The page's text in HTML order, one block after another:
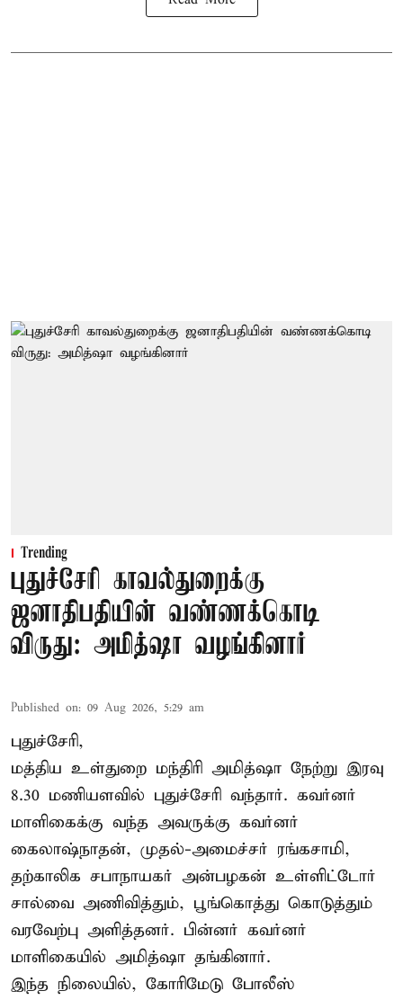
Trending
புதுச்சேரி காவல்துறைக்கு
ஜனாதிபதியின் வண்ணக்கொடி
விருது: அமித்ஷா வழங்கினார்
Published on: 09 Aug 2026, 5:29 am
புதுச்சேரி,
மத்திய உள்துறை மந்திரி அமித்ஷா நேற்று இரவு
8.30 மணியளவில் புதுச்சேரி வந்தார். கவர்னர்
மாளிகைக்கு வந்த அவருக்கு கவர்னர்
கைலாஷ்நாதன், முதல்-அமைச்சர் ரங்கசாமி,
தற்காலிக சபாநாயகர் அன்பழகன் உள்ளிட்டோர்
சால்வை அணிவித்தும், பூங்கொத்து கொடுத்தும்
வரவேற்பு அளித்தனர். பின்னர் கவர்னர்
மாளிகையில் அமித்ஷா தங்கினார்.
இந்த நிலையில், கோரிமேடு போலீஸ்